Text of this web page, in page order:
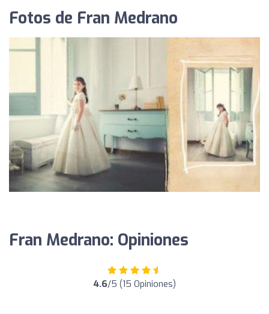
Fotos de Fran Medrano
Fran Medrano: Opiniones
4.6/5 (15 Opiniones)